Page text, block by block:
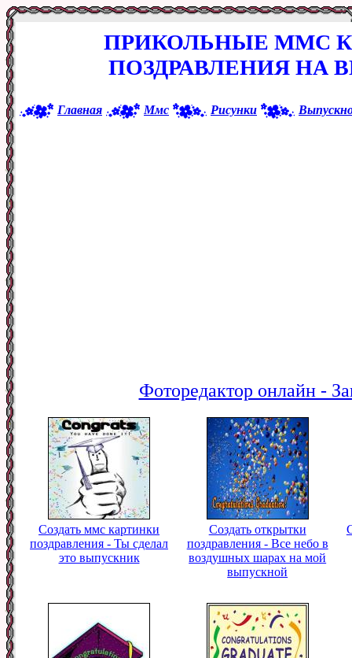
ПРИКОЛЬНЫЕ ММС
ПОЗДРАВЛЕНИЯ НА
Главная Ммс Рисунки
Фоторедактор онлайн -
Создать ммс картинки
поздравления - Ты сделал
это выпускник
Создать открытки
поздравления - Все небо в
воздушных шарах на мой
выпускной